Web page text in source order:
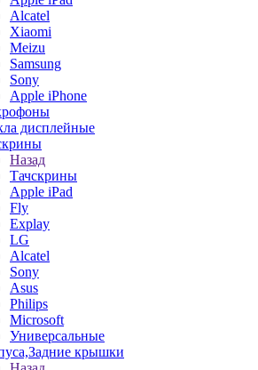
Alcatel
Xiaomi
Meizu
Samsung
Sony
Apple iPhone
дисплейные
Назад
Тачскрины
Apple iPad
Fly
Explay
LG
Alcatel
Sony
Asus
Philips
Microsoft
Универсальные
крышки